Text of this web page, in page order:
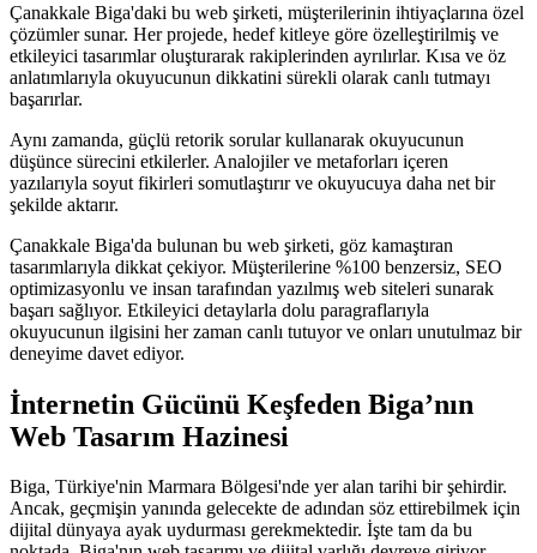
Çanakkale Biga'daki bu web şirketi, müşterilerinin ihtiyaçlarına özel
çözümler sunar. Her projede, hedef kitleye göre özelleştirilmiş ve
etkileyici tasarımlar oluşturarak rakiplerinden ayrılırlar. Kısa ve öz
anlatımlarıyla okuyucunun dikkatini sürekli olarak canlı tutmayı
başarırlar.
Aynı zamanda, güçlü retorik sorular kullanarak okuyucunun
düşünce sürecini etkilerler. Analojiler ve metaforları içeren
yazılarıyla soyut fikirleri somutlaştırır ve okuyucuya daha net bir
şekilde aktarır.
Çanakkale Biga'da bulunan bu web şirketi, göz kamaştıran
tasarımlarıyla dikkat çekiyor. Müşterilerine %100 benzersiz, SEO
optimizasyonlu ve insan tarafından yazılmış web siteleri sunarak
başarı sağlıyor. Etkileyici detaylarla dolu paragraflarıyla
okuyucunun ilgisini her zaman canlı tutuyor ve onları unutulmaz bir
deneyime davet ediyor.
İnternetin Gücünü Keşfeden Biga’nın
Web Tasarım Hazinesi
Biga, Türkiye'nin Marmara Bölgesi'nde yer alan tarihi bir şehirdir.
Ancak, geçmişin yanında gelecekte de adından söz ettirebilmek için
dijital dünyaya ayak uydurması gerekmektedir. İşte tam da bu